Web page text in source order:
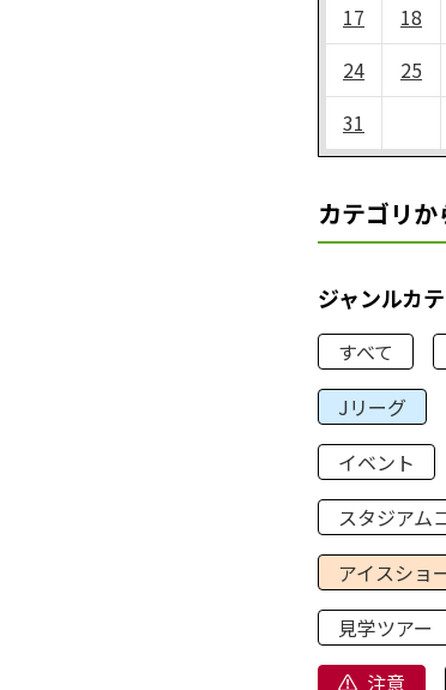
17
18
24
25
31
カテゴリか
ジャンルカ
すべて
Jリーグ
イベント
スタジアム
アイスショ
見学ツアー
注意